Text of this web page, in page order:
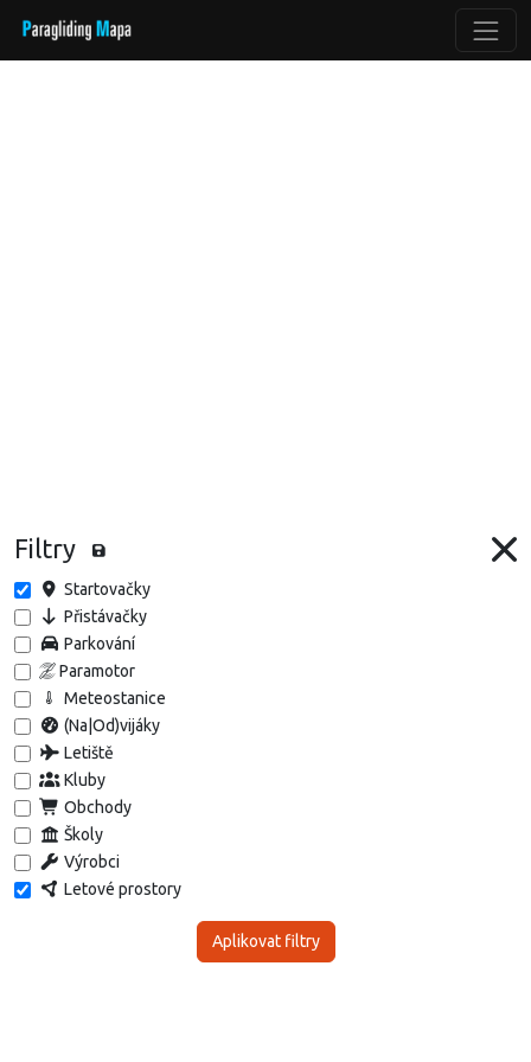
Filtry
Startovačky
Přistávačky
Parkování
Paramotor
Meteostanice
(Na|Od)vijáky
Letiště
Kluby
Obchody
Školy
Výrobci
Letové prostory
Aplikovat filtry